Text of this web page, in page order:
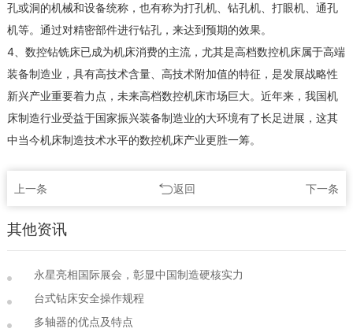
孔或洞的机械和设备统称，也有称为打孔机、钻孔机、打眼机、通孔
机等。通过对精密部件进行钻孔，来达到预期的效果。
4、数控钻铣床已成为机床消费的主流，尤其是高档数控机床属于高端
装备制造业，具有高技术含量、高技术附加值的特征，是发展战略性
新兴产业重要着力点，未来高档数控机床市场巨大。近年来，我国机
床制造行业受益于国家振兴装备制造业的大环境有了长足进展，这其
中当今机床制造技术水平的数控机床产业更胜一筹。
上一条 返回 下一条
其他资讯
永星亮相国际展会，彰显中国制造硬核实力
台式钻床安全操作规程
多轴器的优点及特点